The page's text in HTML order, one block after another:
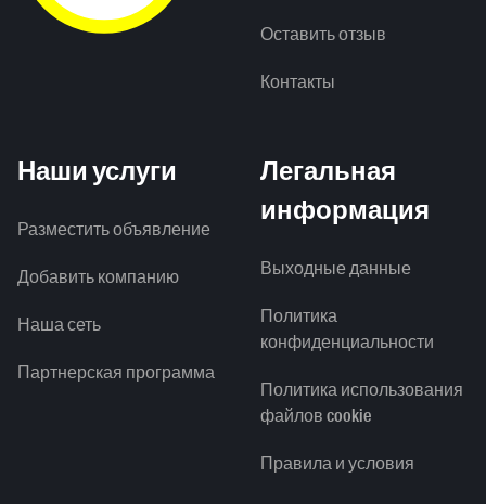
Оставить отзыв
Контакты
Наши услуги
Разместить объявление
Добавить компанию
Наша сеть
Партнерская программа
Легальная
информация
Выходные данные
Политика
конфиденциальности
Политика использования
файлов cookie
Правила и условия